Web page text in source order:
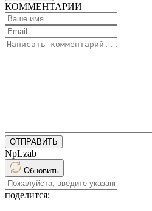
КОММЕНТАРИИ
ОТПРАВИТЬ
NpLzab
Обновить
поделится: